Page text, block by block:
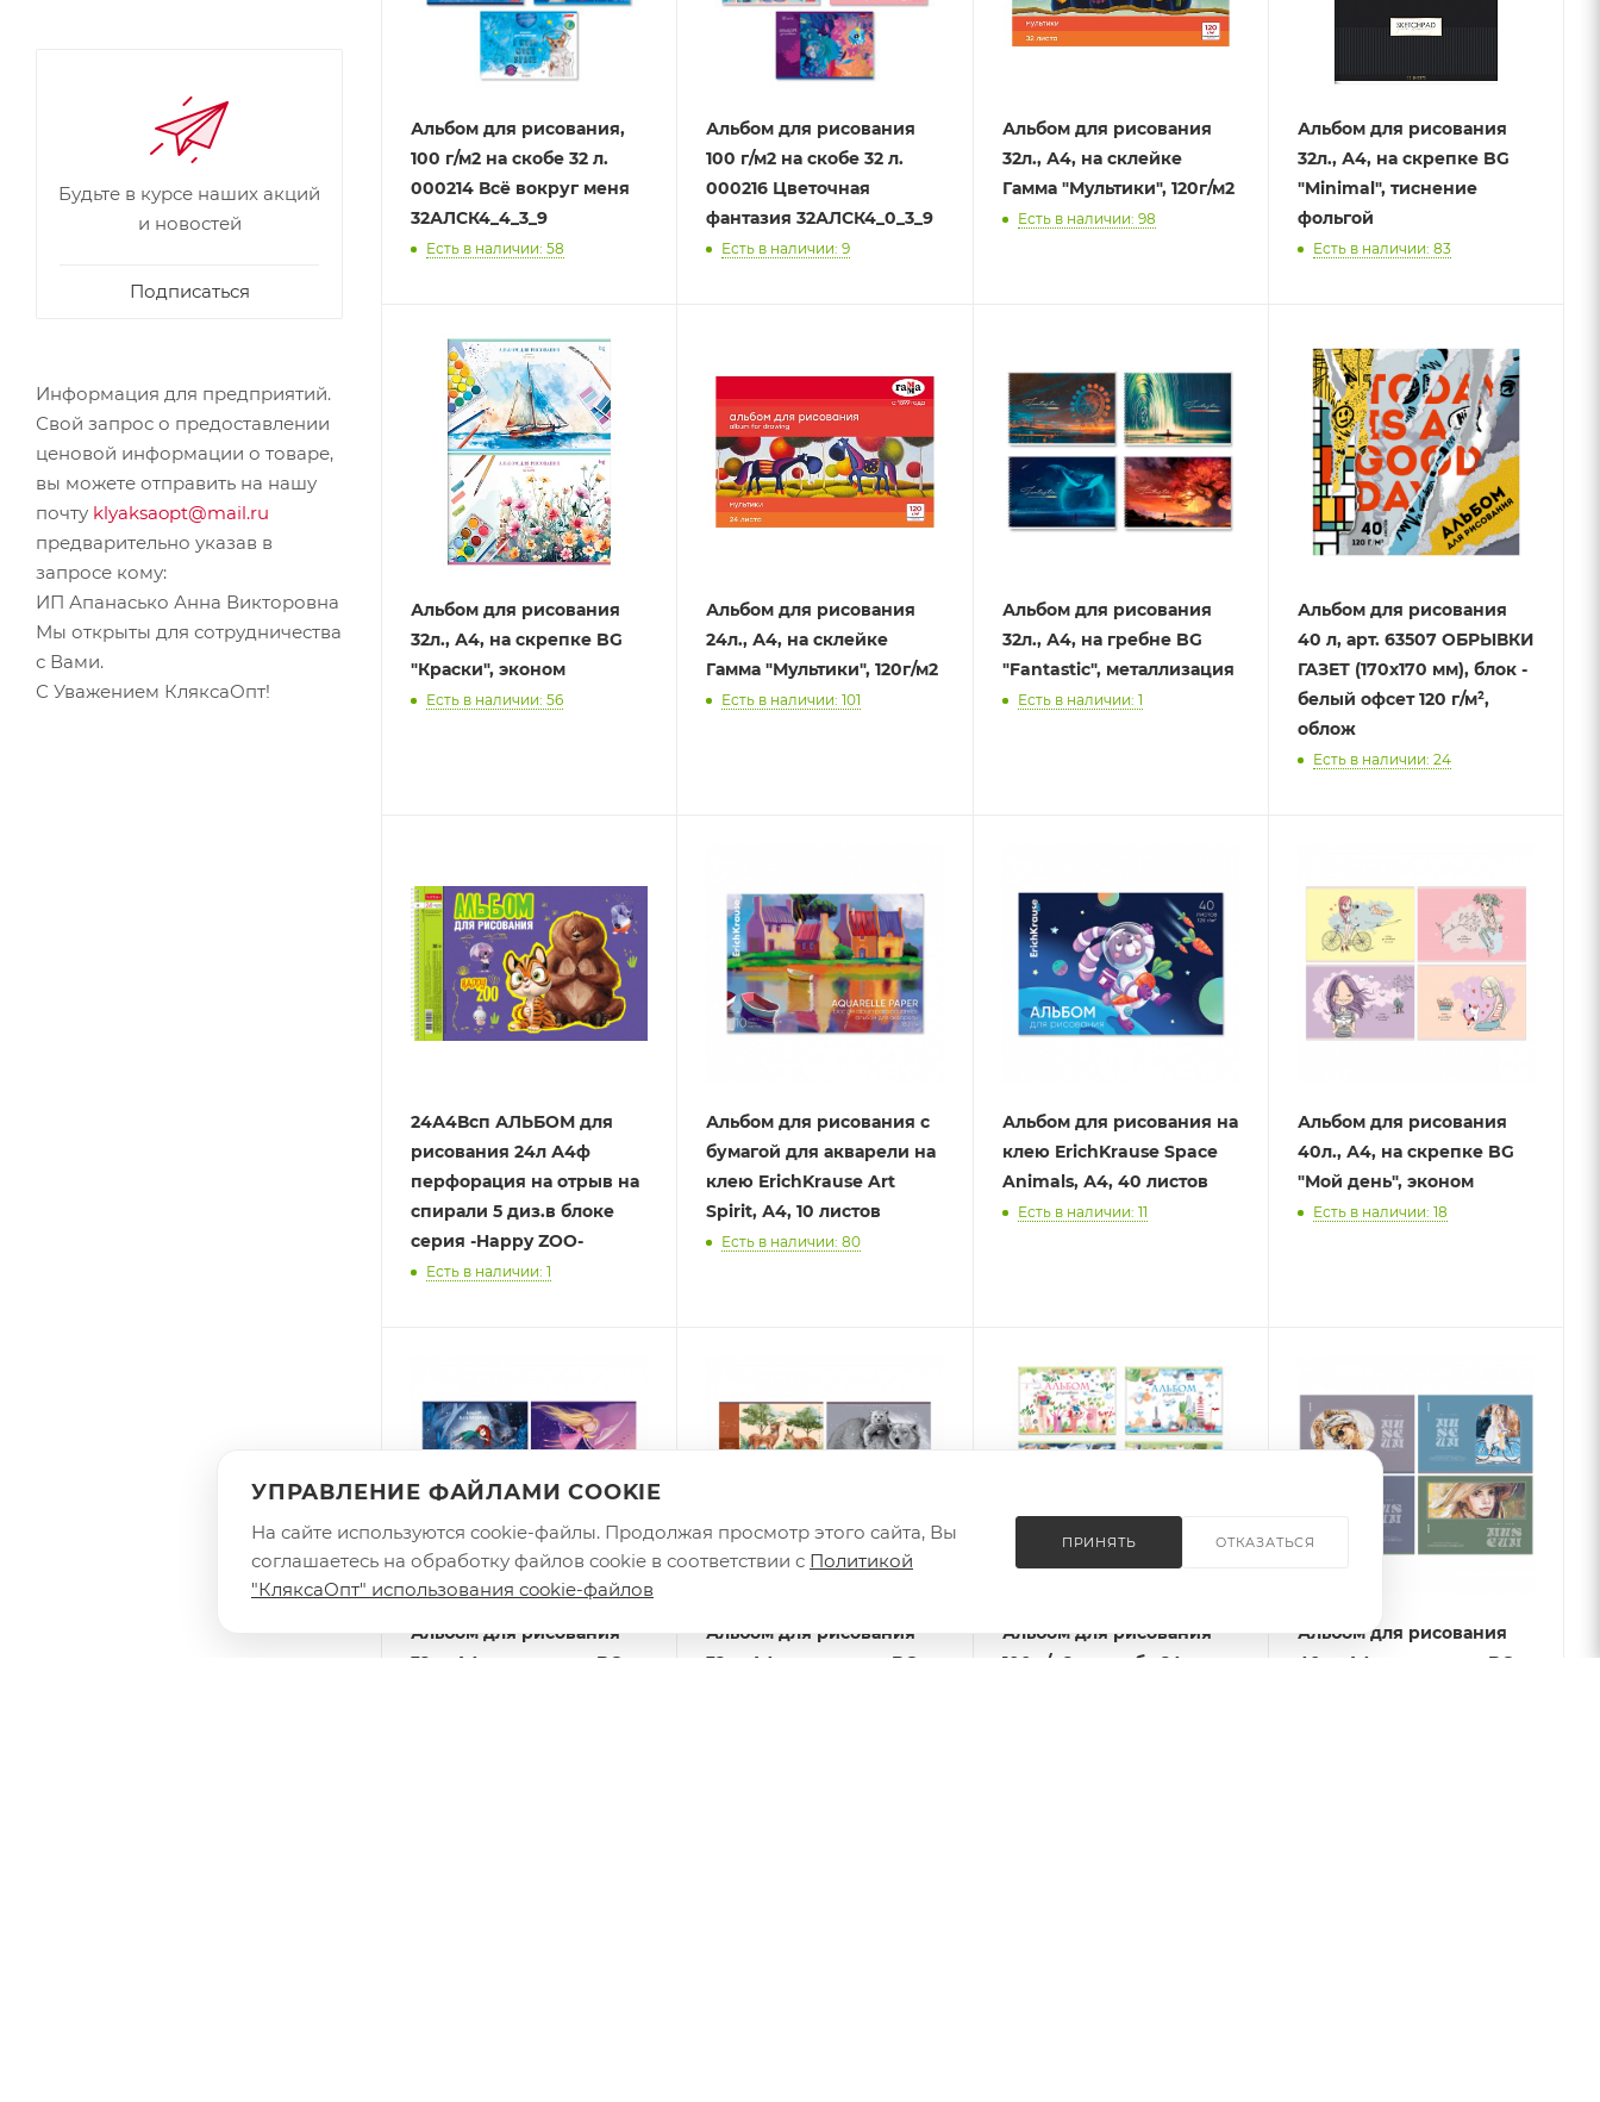
Альбом для рисования,
100 г/м2 на скобе 32 л.
000214 Всё вокруг меня
32АЛСК4_4_3_9
Есть в наличии: 58
Альбом для рисования
100 г/м2 на скобе 32 л.
000216 Цветочная
фантазия 32АЛСК4_0_3_9
Есть в наличии: 9
Альбом для рисования
32л., А4, на склейке
Гамма "Мультики", 120г/м2
Есть в наличии: 98
Альбом для рисования
32л., А4, на скрепке BG
"Minimal", тиснение
фольгой
Есть в наличии: 83
Альбом для рисования
32л., А4, на скрепке BG
"Краски", эконом
Есть в наличии: 56
Альбом для рисования
24л., А4, на склейке
Гамма "Мультики", 120г/м2
Есть в наличии: 101
Альбом для рисования
32л., А4, на гребне BG
"Fantastic", металлизация
Есть в наличии: 1
Альбом для рисования
40 л, арт. 63507 ОБРЫВКИ
ГАЗЕТ (170х170 мм), блок -
белый офсет 120 г/м²,
облож
Есть в наличии: 24
24А4Всп АЛЬБОМ для
рисования 24л А4ф
перфорация на отрыв на
спирали 5 диз.в блоке
серия -Happy ZOO-
Есть в наличии: 1
Альбом для рисования с
бумагой для акварели на
клею ErichKrause Art
Spirit, А4, 10 листов
Есть в наличии: 80
Альбом для рисования на
клею ErichKrause Space
Animals, А4, 40 листов
Есть в наличии: 11
Альбом для рисования
40л., А4, на скрепке BG
"Мой день", эконом
Есть в наличии: 18
Альбом для рисования
32л., А4, на скрепке BG
Альбом для рисования
32л., А4, на скрепке BG
Альбом для рисования
100 г/м2 на скобе 24 л.
Альбом для рисования
40л., А4, на скрепке BG
Будьте в курсе наших акций
и новостей
Подписаться
Информация для предприятий.
Свой запрос о предоставлении
ценовой информации о товаре,
вы можете отправить на нашу
почту klyaksaopt@mail.ru
предварительно указав в
запросе кому:
ИП Апанасько Анна Викторовна
Мы открыты для сотрудничества
с Вами.
С Уважением КляксаОпт!
УПРАВЛЕНИЕ ФАЙЛАМИ COOKIE
На сайте используются cookie-файлы. Продолжая просмотр этого сайта, Вы
соглашаетесь на обработку файлов cookie в соответствии с Политикой
"КляксаОпт" использования cookie-файлов
ПРИНЯТЬ ОТКАЗАТЬСЯ